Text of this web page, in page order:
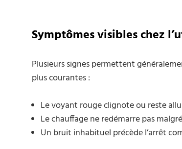
Symptômes visibles chez
Plusieurs signes permettent
plus courantes :
Le voyant rouge clignote ou reste
Le chauffage ne redémarre pas
Un bruit inhabituel précède l’arrêt